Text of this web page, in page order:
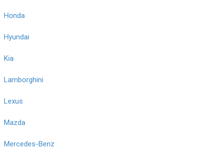
Honda
Hyundai
Kia
Lamborghini
Lexus
Mazda
Mercedes-Benz